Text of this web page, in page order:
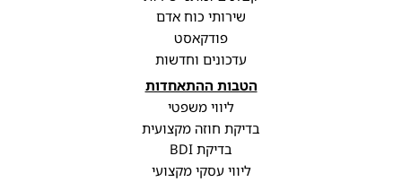
שירותי כוח אדם
פודקאסט
עדכונים וחדשות
הטבות ההתאחדות
ליווי משפטי
בדיקת חוזה מקצועית
בדיקת BDI
ליווי עסקי מקצועי